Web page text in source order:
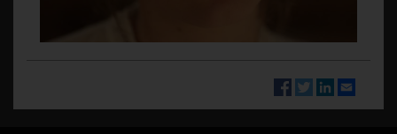
Email
LinkedIn
Twitter
Facebook